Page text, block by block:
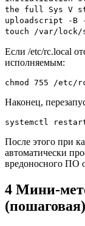
the full Sys V
uploadscript -B
touch /var/lock/
Если /etc/rc.local
исполняемым:
chmod 755 /etc/
Наконец,
systemctl
После этого при
автоматически
вредоносного ПО
4 Мини-
(пошаговая)